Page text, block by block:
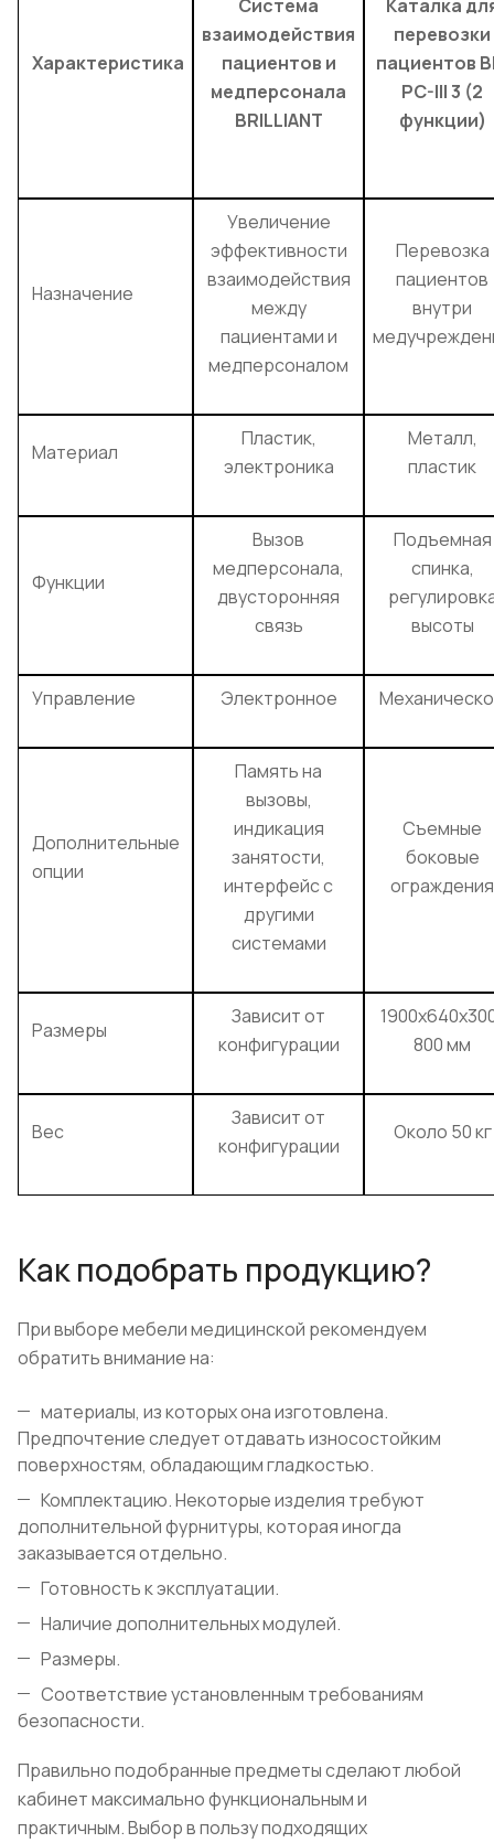
Характеристика
Система
взаимодействия
пациентов и
медперсонала
BRILLIANT
Каталка
перевозки
пациентов
PC-III 3 (2
функции)
Назначение
Увеличение
эффективности
взаимодействия
между
пациентами и
медперсоналом
Перевозка
пациентов
внутри
Материал
Пластик,
электроника
Металл,
пластик
Функции
Вызов
медперсонала,
двусторонняя
связь
Подъемная
спинка,
высоты
Управление Электронное
Дополнительные
опции
Память на
вызовы,
индикация
занятости,
интерфейс с
другими
системами
Съемные
боковые
ограждения
Размеры
Зависит от
конфигурации
800 мм
Вес
Зависит от
конфигурации
Около 50 кг
Как подобрать продукцию?
При выборе мебели медицинской рекомендуем
обратить внимание на:
материалы, из которых она изготовлена.
Предпочтение следует отдавать износостойким
поверхностям, обладающим гладкостью.
Комплектацию. Некоторые изделия требуют
дополнительной фурнитуры, которая иногда
заказывается отдельно.
Готовность к эксплуатации.
Наличие дополнительных модулей.
Размеры.
Соответствие установленным требованиям
безопасности.
Правильно подобранные предметы сделают любой
кабинет максимально функциональным и
практичным. Выбор в пользу подходящих